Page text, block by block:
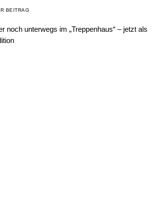
BEITRAG
noch unterwegs im „Treppenhaus“ – jetzt als